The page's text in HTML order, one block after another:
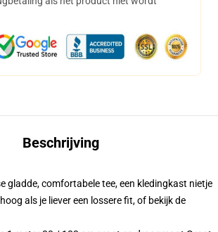
Beschrijving
gladde, comfortabele tee, een kledingkast nietje
als je liever een lossere fit, of bekijk de